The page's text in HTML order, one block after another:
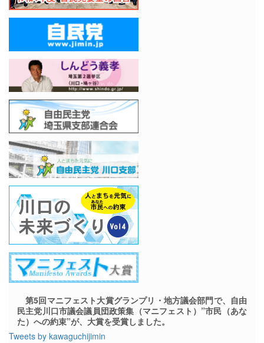
第5回マニフェスト大賞グランプリ・地方議会部門で、自由
民主党川口市議会議員団政策集（マニフェスト）”市民（あな
た）への約束”が、大賞を受賞しました。
Tweets by kawaguchijimin